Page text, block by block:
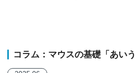
コラム：マウスの基礎「あいう